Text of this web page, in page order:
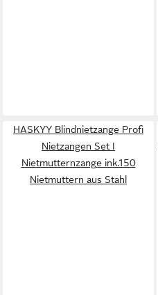
HASKYY Blindnietzange Profi
Nietzangen Set I
Nietmutternzange ink.150
Nietmuttern aus Stahl